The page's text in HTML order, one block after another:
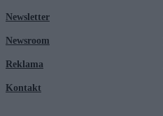
Newsletter
Newsroom
Reklama
Kontakt